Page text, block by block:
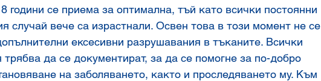
години се приема за оптимална, тъй като всички постоянни
случай вече са израстнали. Освен това в този момент не се
ексесивни разрушавания в тъканите. Всички
да се документират, за да се помогне за по-добро
на заболяването, както и проследяването му. Към